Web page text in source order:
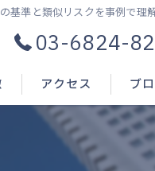
基準と類似リスクを事例で理
03-6824-
アクセス ブ